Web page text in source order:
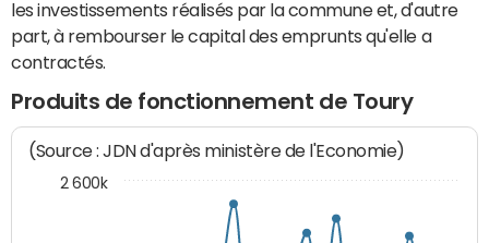
les investissements réalisés par la commune et, d'autre
part, à rembourser le capital des emprunts qu'elle a
contractés.
Produits de fonctionnement de Toury
(Source : JDN d'après ministère de l'Economie)
2 600k